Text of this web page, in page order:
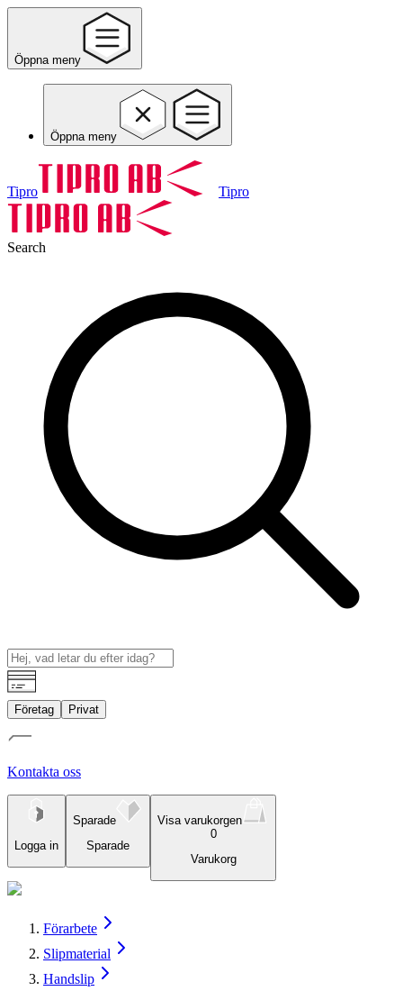
Öppna meny
Öppna meny
Tipro Tipro
Search
Företag Privat
Kontakta oss
Logga in
Sparade
Sparade
Visa varukorgen
0
Varukorg
Förarbete
Slipmaterial
Handslip